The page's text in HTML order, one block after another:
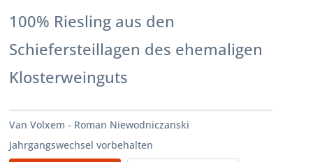
100% Riesling aus den
Schiefersteillagen des ehemaligen
Klosterweinguts
Van Volxem - Roman Niewodniczanski
Jahrgangswechsel vorbehalten